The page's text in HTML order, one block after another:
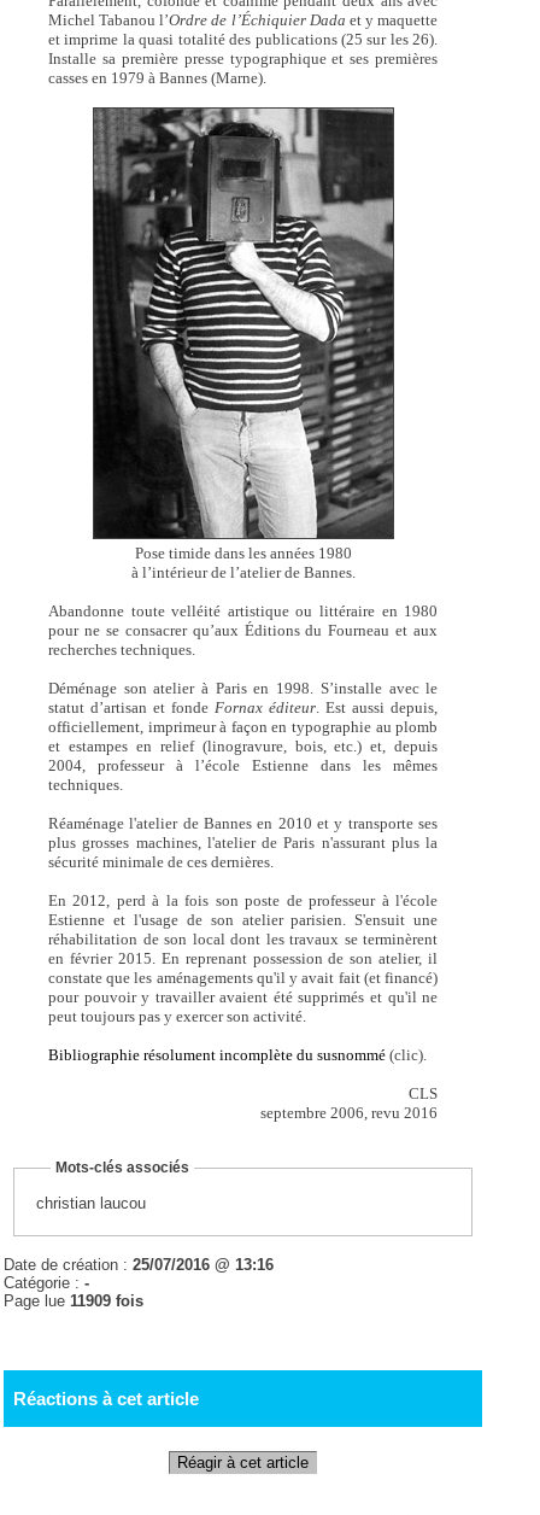
Michel Tabanou l’Ordre de l’Échiquier Dada et y maquette
et imprime la quasi totalité des publications (25 sur les 26).
Installe sa première presse typographique et ses premières
casses en 1979 à Bannes (Marne).
Pose timide dans les années 1980
à l’intérieur de l’atelier de Bannes.
Abandonne toute velléité artistique ou littéraire en 1980
pour ne se consacrer qu’aux Éditions du Fourneau et aux
recherches techniques.
Déménage son atelier à Paris en 1998. S’installe avec le
statut d’artisan et fondeFornax éditeur. Est aussi depuis,
officiellement, imprimeur à façon en typographie au plomb
et estampes en relief (linogravure, bois, etc.) et, depuis
2004, professeur à l’école Estienne dans les mêmes
techniques.
Réaménage l'atelier de Bannes en 2010 et y transporte ses
plus grosses machines, l'atelier de Paris n'assurant plus la
sécurité minimale de ces dernières.
En 2012, perd à la fois son poste de professeur à l'école
Estienne et l'usage de son atelier parisien. S'ensuit une
réhabilitation de son local dont les travaux se terminèrent
en février 2015. En reprenant possession de son atelier, il
constate que les aménagements qu'il y avait fait (et financé)
pour pouvoir y travailler avaient été supprimés et qu'il ne
peut toujours pas y exercer son activité.
Bibliographie résolument incomplète du susnommé(clic).
CLS
septembre 2006, revu 2016
Mots-clés associés
christian laucou
Date de création :25/07/2016 @ 13:16
Catégorie :-
Page lue11909 fois
Réactions à cet article
Réagir à cet article